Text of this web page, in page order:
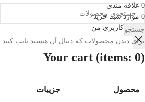
جستجو
برای دیدن محصولات که دنبال آن هستید تایپ کنید.
0 علاقه مندی
0 موارد سبد خرید
حساب کاربری من
Your cart (items: 0)
محصول جزییات